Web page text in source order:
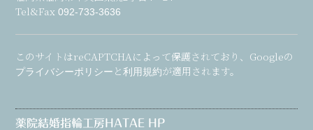
Tel&Fax092-733-3636
このサイトはreCAPTCHAによって保護されており、Googleの
プライバシーポリシー と利用規約が適用されます。
薬院結婚指輪工房HATAE HP